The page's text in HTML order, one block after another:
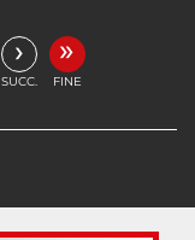
›
SUCC.
»
FINE